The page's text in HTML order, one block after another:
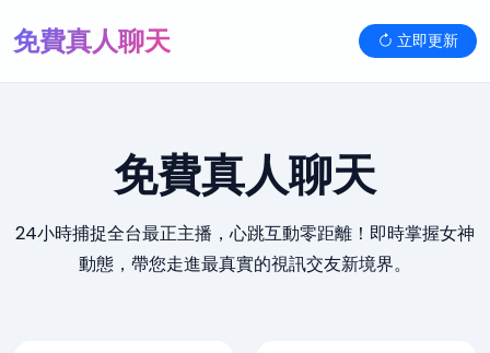
免費真人聊天 立即更新
免費真人聊天
24小時捕捉全台最正主播，心跳互動零距離！即時掌握女神
動態，帶您走進最真實的視訊交友新境界。